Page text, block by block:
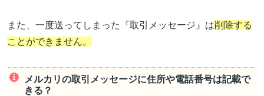
また、一度送ってしまった『取引メッセージ』は削除する
ことができません。
メルカリの取引メッセージに住所や電話番号は記載で
きる？